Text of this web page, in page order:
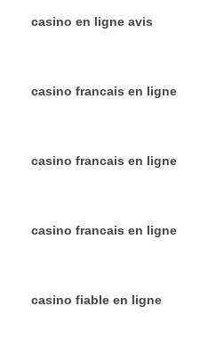
casino en ligne avis
casino francais en ligne
casino francais en ligne
casino francais en ligne
casino fiable en ligne